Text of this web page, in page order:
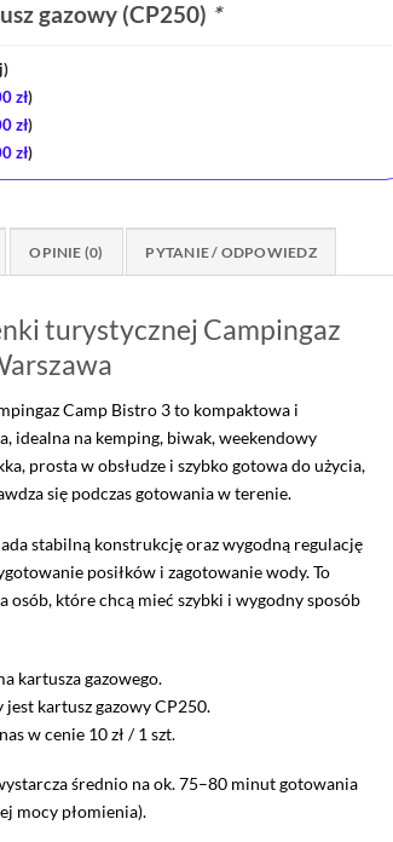
gazowy (CP250) *
zł)
zł)
zł)
OPINIE (0) PYTANIE / ODPOWIEDZ
turystycznej Campingaz
Camp Bistro 3 to kompaktowa i
idealna na kemping, biwak, weekendowy
prosta w obsłudze i szybko gotowa do użycia,
się podczas gotowania w terenie.
stabilną konstrukcję oraz wygodną regulację
posiłków i zagotowanie wody. To
osób, które chcą mieć szybki i wygodny sposób
kartusza gazowego.
kartusz gazowy CP250.
w cenie 10 zł / 1 szt.
średnio na ok. 75–80 minut gotowania
mocy płomienia).